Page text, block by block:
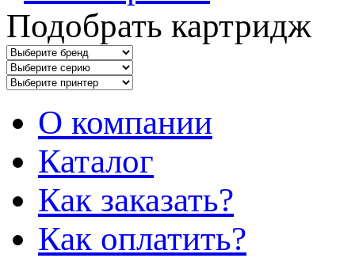
Подобрать картридж
О компании
Каталог
Как заказать?
Как оплатить?